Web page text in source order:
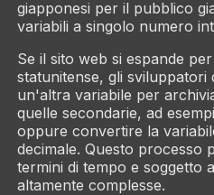
giapponesi per il pubblico
variabili a singolo numero
Se il sito web si espande
statunitense, gli sviluppatori
un'altra variabile per
quelle secondarie, ad
oppure convertire la
decimale. Questo processo
termini di tempo e soggetto
altamente complesse.